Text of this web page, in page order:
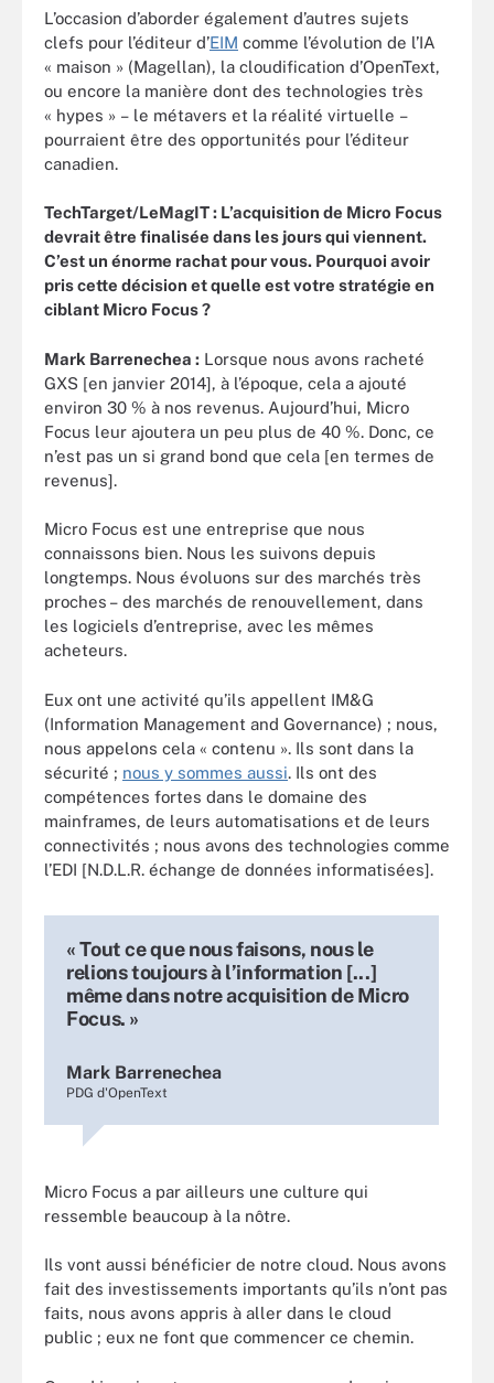
L’occasion d’aborder également d’autres sujets
clefs pour l’éditeur d’EIM comme l’évolution de l’IA
« maison » (Magellan), la cloudification d’OpenText,
ou encore la manière dont des technologies très
« hypes » – le métavers et la réalité virtuelle –
pourraient être des opportunités pour l’éditeur
canadien.
TechTarget/LeMagIT : L’acquisition de Micro Focus
devrait être finalisée dans les jours qui viennent.
C’est un énorme rachat pour vous. Pourquoi avoir
pris cette décision et quelle est votre stratégie en
ciblant Micro Focus ?
Mark Barrenechea : Lorsque nous avons racheté
GXS [en janvier 2014], à l’époque, cela a ajouté
environ 30 % à nos revenus. Aujourd’hui, Micro
Focus leur ajoutera un peu plus de 40 %. Donc, ce
n’est pas un si grand bond que cela [en termes de
revenus].
Micro Focus est une entreprise que nous
connaissons bien. Nous les suivons depuis
longtemps. Nous évoluons sur des marchés très
proches – des marchés de renouvellement, dans
les logiciels d’entreprise, avec les mêmes
acheteurs.
Eux ont une activité qu’ils appellent IM&G
(Information Management and Governance) ; nous,
nous appelons cela « contenu ». Ils sont dans la
sécurité ; nous y sommes aussi. Ils ont des
compétences fortes dans le domaine des
mainframes, de leurs automatisations et de leurs
connectivités ; nous avons des technologies comme
l’EDI [N.D.L.R. échange de données informatisées].
« Tout ce que nous faisons, nous le
relions toujours à l’information [...]
même dans notre acquisition de Micro
Focus. »
Mark Barrenechea
PDG d'OpenText
Micro Focus a par ailleurs une culture qui
ressemble beaucoup à la nôtre.
Ils vont aussi bénéficier de notre cloud. Nous avons
fait des investissements importants qu’ils n’ont pas
faits, nous avons appris à aller dans le cloud
public ; eux ne font que commencer ce chemin.